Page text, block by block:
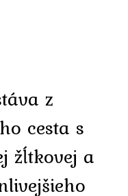
z
cesta s
žĺtkovej a